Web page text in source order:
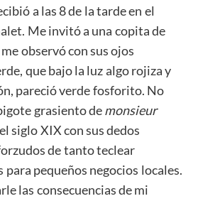
a las 8 de la tarde en el
Me invitó a una copita de
observó con sus ojos
que bajo la luz algo rojiza y
pareció verde fosforito. No
grasiento demonsieur
siglo XIX con sus dedos
de tanto teclear
pequeños negocios locales.
las consecuencias de mi